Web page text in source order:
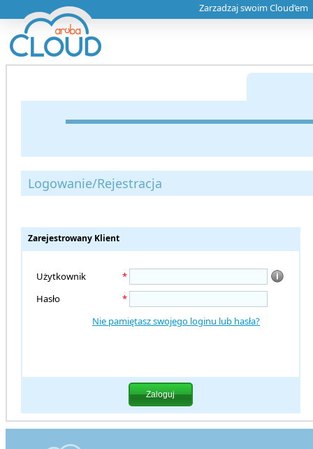
Zarzadzaj swoim Cloud’em
Logowanie/Rejestracja
Zarejestrowany Klient
Użytkownik
*
Hasło
*
Nie pamiętasz swojego loginu lub hasła?